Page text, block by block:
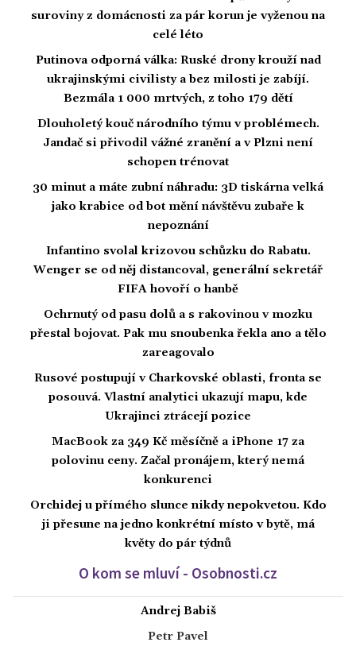
suroviny z domácnosti za pár korun je vyženou na
celé léto
Putinova odporná válka: Ruské drony krouží nad
ukrajinskými civilisty a bez milosti je zabíjí.
Bezmála 1 000 mrtvých, z toho 179 dětí
Dlouholetý kouč národního týmu v problémech.
Jandač si přivodil vážné zranění a v Plzni není
schopen trénovat
30 minut a máte zubní náhradu: 3D tiskárna velká
jako krabice od bot mění návštěvu zubaře k
nepoznání
Infantino svolal krizovou schůzku do Rabatu.
Wenger se od něj distancoval, generální sekretář
FIFA hovoří o hanbě
Ochrnutý od pasu dolů a s rakovinou v mozku
přestal bojovat. Pak mu snoubenka řekla ano a tělo
zareagovalo
Rusové postupují v Charkovské oblasti, fronta se
posouvá. Vlastní analytici ukazují mapu, kde
Ukrajinci ztrácejí pozice
MacBook za 349 Kč měsíčně a iPhone 17 za
polovinu ceny. Začal pronájem, který nemá
konkurenci
Orchidej u přímého slunce nikdy nepokvetou. Kdo
ji přesune na jedno konkrétní místo v bytě, má
květy do pár týdnů
O kom se mluví - Osobnosti.cz
Andrej Babiš
Petr Pavel